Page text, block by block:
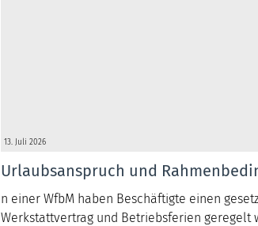
13. Juli 2026
Urlaubsanspruch und
n einer WfbM haben Beschäftigte einen
Werkstattvertrag und Betriebsferien geregelt